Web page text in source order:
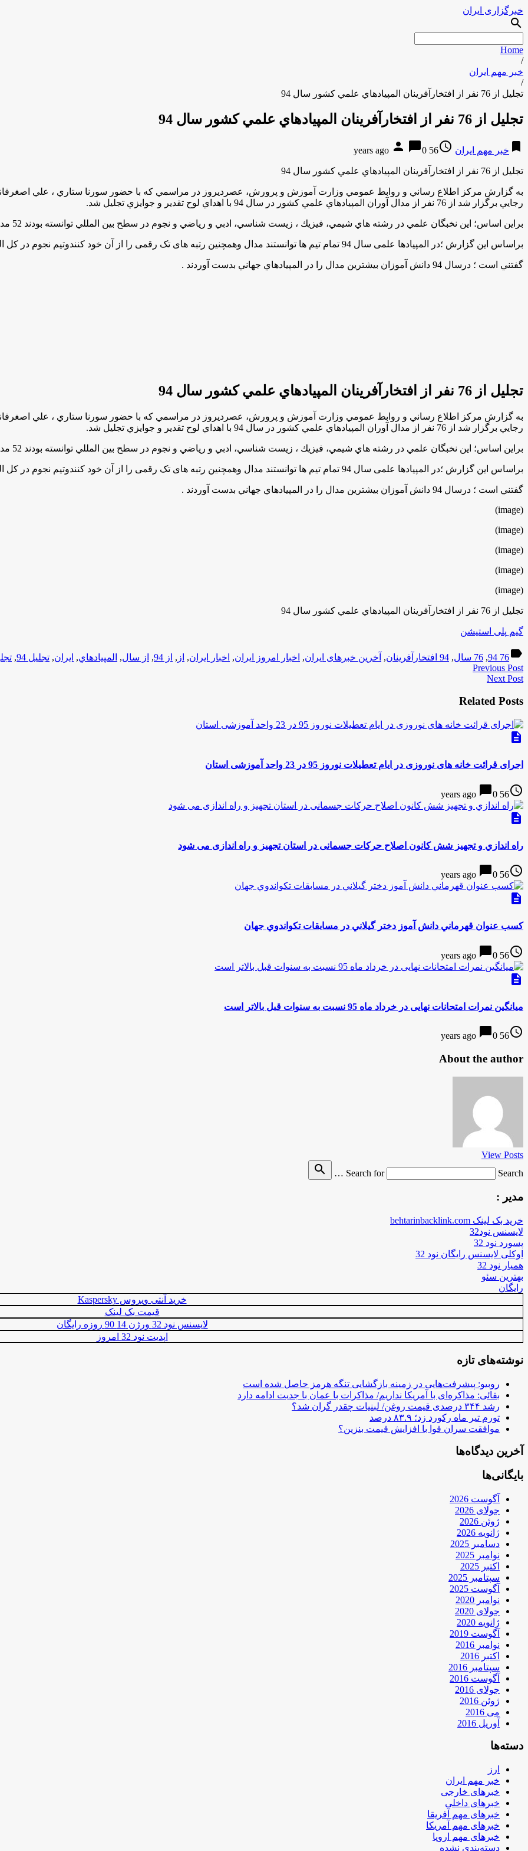
خبرگزاری ایران
search
Home
/
خبر مهم ایران
/
تجليل از 76 نفر از افتخارآفرينان المپيادهاي علمي كشور سال 94
تجليل از 76 نفر از افتخارآفرينان المپيادهاي علمي كشور سال 94
bookmark خبر مهم ایران access_time
56 years ago
person chat_bubble0
تجليل از 76 نفر از افتخارآفرينان المپيادهاي علمي كشور سال 94
به گزارش مركز اطلاع رساني و روابط عمومي وزارت آموزش و پرورش، عصرديروز در مراسمي كه با حضور سورنا ستاري ، علي
رجايي برگزار شد از 76 نفر از مدال آوران المپيادهاي علمي كشور در سال 94 با اهداي لوح تقدير و جوايزي تجليل شد
.
براين اساس؛ اين نخبگان علمي در رشته هاي شيمي، فيزيك ، زيست شناسي، ادبي و رياضي و نجوم در سطح بين المللي توانسته بودند 52 مدال رنگارنگ المپيادها را كسب كنند
براساس اين گزارش ؛در المپیادها علمی سال 94 تمام تیم ها توانستند مدال وهمچنین رتبه های تک رقمی را از آن خود کنندوتيم نجوم در كل المپيادها نجوم توانسته است مقام اول دنيا را به دست آورد
گفتني است ؛ درسال 94 دانش آموزان بيشترين مدال را در المپيادهاي جهاني بدست آوردند .
تجليل از 76 نفر از افتخارآفرينان المپيادهاي علمي كشور سال 94
به گزارش مركز اطلاع رساني و روابط عمومي وزارت آموزش و پرورش، عصرديروز در مراسمي كه با حضور سورنا ستاري ، علي
رجايي برگزار شد از 76 نفر از مدال آوران المپيادهاي علمي كشور در سال 94 با اهداي لوح تقدير و جوايزي تجليل شد
.
براين اساس؛ اين نخبگان علمي در رشته هاي شيمي، فيزيك ، زيست شناسي، ادبي و رياضي و نجوم در سطح بين المللي توانسته بودند 52 مدال رنگارنگ المپيادها را كسب كنند
براساس اين گزارش ؛در المپیادها علمی سال 94 تمام تیم ها توانستند مدال وهمچنین رتبه های تک رقمی را از آن خود کنندوتيم نجوم در كل المپيادها نجوم توانسته است مقام اول دنيا را به دست آورد
گفتني است ؛ درسال 94 دانش آموزان بيشترين مدال را در المپيادهاي جهاني بدست آوردند .
(image)
(image)
(image)
(image)
(image)
تجليل از 76 نفر از افتخارآفرينان المپيادهاي علمي كشور سال 94
گیم پلی استیشن
label
76 94
, 76 سال , 94 افتخارآفرينان , آخرین خبرهای ایران, اخبار امروز ایران, اخبار ایران, از , از 94 , از سال, المپيادهاي, ایران, تجليل 94 ,
Previous Post
Next Post
Related Posts
description
اجرای قرائت خانه های نوروزی در ایام تعطیلات نوروز 95 در 23 واحد آموزشی استان
access_time
56 years ago
chat_bubble0
description
راه اندازي و تجهيز شش کانون اصلاح حرکات جسمانی در استان تجهیز و راه اندازی می شود
access_time
56 years ago
chat_bubble0
description
كسب عنوان قهرماني دانش آموز دختر گيلاني در مسابقات تكواندوي جهان
access_time
56 years ago
chat_bubble0
description
میانگین نمرات امتحانات نهایی در خرداد ماه 95 نسبت به سنوات قبل بالاتر است
access_time
56 years ago
chat_bubble0
About the author
View Posts
Search for
Search …
search
مدیر :
خرید بک لینک behtarinbacklink.com
لایسنس نود32
پسورد نود 32
اوکلی لایسنس رایگان نود 32
همیار نود 32
بهترین سئو
رایگان
خرید آنتی ویروس Kaspersky
قیمت بک لینک
لایسنس نود 32 ورژن 14 90 روزه رایگان
اپدیت نود 32 امروز
نوشته‌های تازه
روبیو: پیشرفت‌هایی در زمینه بازگشایی تنگه هرمز حاصل شده است
بقائی: مذاکره‌ای با آمریکا نداریم/ مذاکرات با عمان با جدیت ادامه دارد
رشد ۳۴۴ درصدی قیمت روغن/ لبنیات چقدر گران شد؟
تورم تیر ماه رکورد زد؛ ۸۳.۹ درصد
موافقت سران قوا با افزایش قیمت بنزین؟
آخرین دیدگاه‌ها
بایگانی‌ها
آگوست 2026
جولای 2026
ژوئن 2026
ژانویه 2026
دسامبر 2025
نوامبر 2025
اکتبر 2025
سپتامبر 2025
آگوست 2025
نوامبر 2020
جولای 2020
ژانویه 2020
آگوست 2019
نوامبر 2016
اکتبر 2016
سپتامبر 2016
آگوست 2016
جولای 2016
ژوئن 2016
می 2016
آوریل 2016
دسته‌ها
ارز
خبر مهم ایران
خبرهای خارجی
خبرهای داخلی
خبرهای مهم آفریقا
خبرهای مهم آمریکا
خبرهای مهم اروپا
دسته‌بندی نشده